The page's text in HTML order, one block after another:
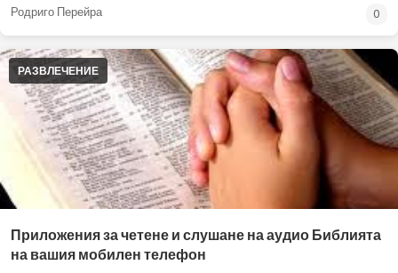
Родриго Перейра 0
РАЗВЛЕЧЕНИЕ
Приложения за четене и слушане на аудио Библията
на вашия мобилен телефон